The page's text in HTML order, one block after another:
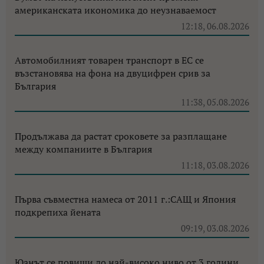
американската икономика до неузнаваемост
12:18, 06.08.2026
Автомобилният товарен транспорт в ЕС се
възстановява на фона на двуцифрен срив за
България
11:38, 05.08.2026
Продължава да растат сроковете за разплащане
между компаниите в България
11:18, 03.08.2026
Първа съвместна намеса от 2011 г.:САЩ и Япония
подкрепиха йената
09:19, 03.08.2026